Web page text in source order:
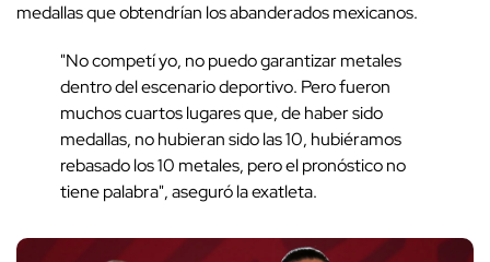
medallas que obtendrían los abanderados mexicanos.
"No competí yo, no puedo garantizar metales
dentro del escenario deportivo. Pero fueron
muchos cuartos lugares que, de haber sido
medallas, no hubieran sido las 10, hubiéramos
rebasado los 10 metales, pero el pronóstico no
tiene palabra", aseguró la exatleta.